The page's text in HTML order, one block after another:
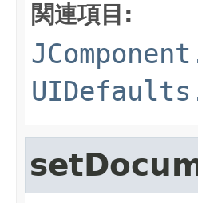
関連項目: